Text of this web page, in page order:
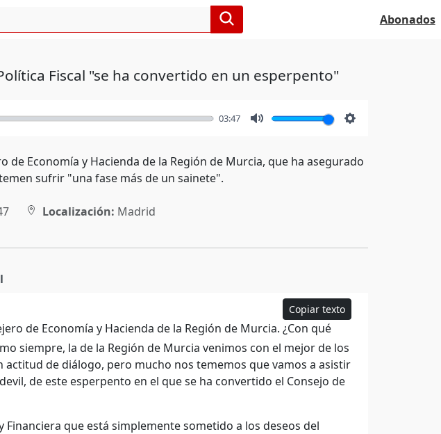
Abonados
Fiscal "se ha convertido en un esperpento"
03:47
de Economía y Hacienda de la Región de Murcia, que ha asegurado
sufrir "una fase más de un sainete".
Localización: Madrid
Copiar texto
de Economía y Hacienda de la Región de Murcia. ¿Con qué
siempre, la de la Región de Murcia venimos con el mejor de los
de diálogo, pero mucho nos tememos que vamos a asistir
de este esperpento en el que se ha convertido el Consejo de
Financiera que está simplemente sometido a los deseos del